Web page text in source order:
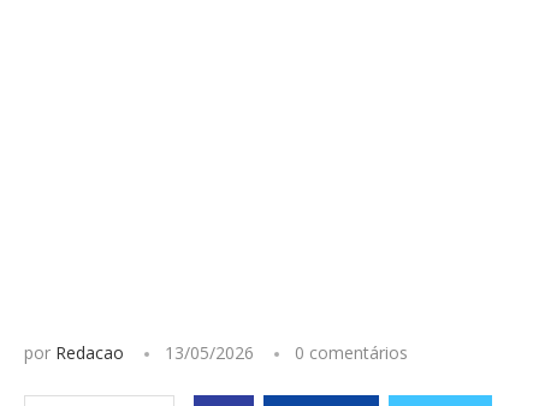
por Redacao 13/05/2026 0 comentários